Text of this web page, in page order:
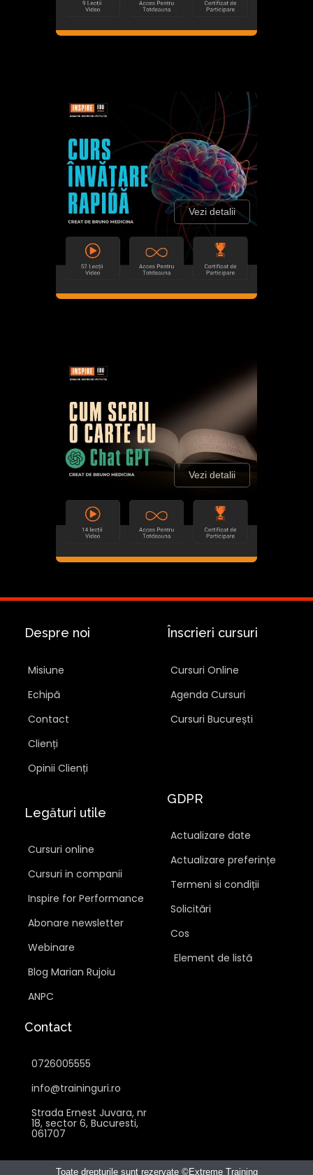
Vezi detalii
Vezi detalii
Despre noi
Misiune
Echipă
Contact
Clienți
Opinii Clienți
Înscrieri cursuri
Cursuri Online
Agenda Cursuri
Cursuri București
Legături utile
Cursuri online
Cursuri in companii
Inspire for Performance
Abonare newsletter
Webinare
Blog Marian Rujoiu
ANPC
GDPR
Actualizare date
Actualizare preferințe
Termeni si condiții
Solicitări
Cos
Element de listă
Contact
0726005555
info@traininguri.ro
Strada Ernest Juvara, nr
18, sector 6, Bucuresti,
061707
Toate drepturile sunt rezervate ©Extreme Training